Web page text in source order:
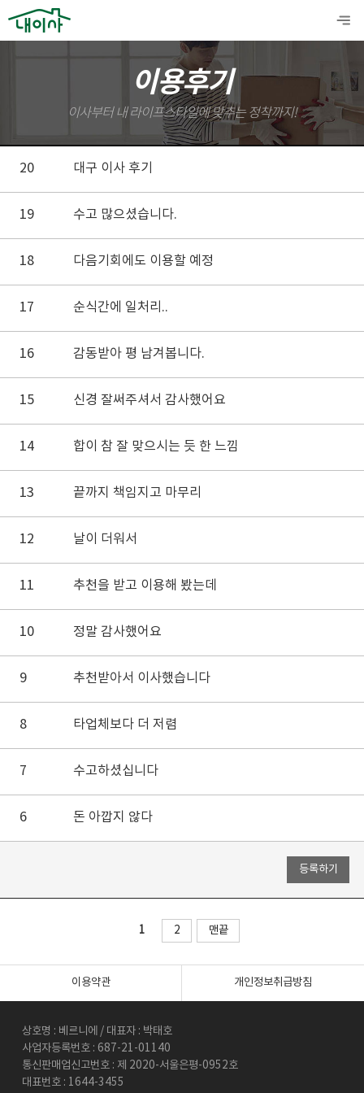
이용후기
이사부터 내 라이프스타일에 맞추는 정착까지!
20 대구 이사 후기
19 수고 많으셨습니다.
18 다음기회에도 이용할 예정
17 순식간에 일처리..
16 감동받아 평 남겨봅니다.
15 신경 잘써주셔서 감사했어요
14 합이 참 잘 맞으시는 듯 한 느낌
13 끝까지 책임지고 마무리
12 날이 더워서
11 추천을 받고 이용해 봤는데
10 정말 감사했어요
9 추천받아서 이사했습니다
8 타업체보다 더 저렴
7 수고하셨십니다
6 돈 아깝지 않다
1 2 맨끝
이용약관 개인정보취급방침
상호명 : 베르니에 / 대표자 : 박태호
사업자등록번호 : 687-21-01140
통신판매업신고번호 : 제 2020-서울은평-0952호
대표번호 : 1644-3455